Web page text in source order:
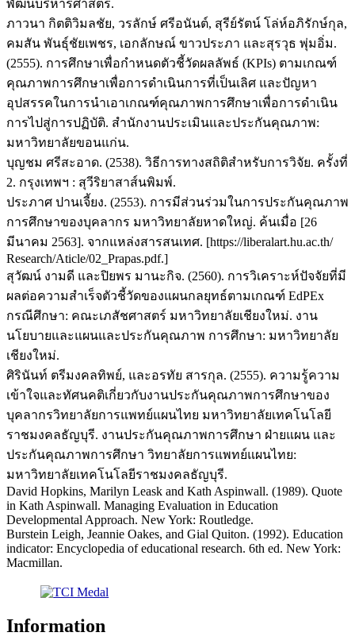
พัฒนบริหารศาสตร์.
ภาวนา กิตติวิมลชัย, วรลักษ์ ศรีอนันต์, สุรีย์รัตน์ โล่ห์อภิรักษ์กุล,
คมสัน พันธุ์ชัยเพชร, เอกลักษณ์ ขาวประภา และสุรวุธ พุ่มอิ่ม.
(2555). การศึกษาเพื่อกำหนดตัวชี้วัดผลลัพธ์ (KPIs) ตามเกณฑ์
คุณภาพการศึกษาเพื่อการดำเนินการที่เป็นเลิศ และปัญหา
อุปสรรคในการนำเอาเกณฑ์คุณภาพการศึกษาเพื่อการดำเนิน
การไปสู่การปฏิบัติ. สำนักงานประเมินและประกันคุณภาพ:
มหาวิทยาลัยขอนแก่น.
บุญชม ศรีสะอาด. (2538). วิธีการทางสถิติสำหรับการวิจัย. ครั้งที่
2. กรุงเทพฯ : สุวีริยาสาส์นพิมพ์.
ประภาศ ปานเจี้ยง. (2553). การมีส่วนร่วมในการประกันคุณภาพ
การศึกษาของบุคลากร มหาวิทยาลัยหาดใหญ่. ค้นเมื่อ [26
มีนาคม 2563]. จากแหล่งสารสนเทศ. [https://liberalart.hu.ac.th/
Research/Aticle/02_Prapas.pdf.]
สุวัฒน์ งามดี และปิยพร มานะกิจ. (2560). การวิเคราะห์ปัจจัยที่มี
ผลต่อความสำเร็จตัวชี้วัดของแผนกลยุทธ์ตามเกณฑ์ EdPEx
กรณีศึกษา: คณะเภสัชศาสตร์ มหาวิทยาลัยเชียงใหม่. งาน
นโยบายและแผนและประกันคุณภาพ การศึกษา: มหาวิทยาลัย
เชียงใหม่.
ศิรินันท์ ตรีมงคลทิพย์, และอรทัย สารกุล. (2555). ความรู้ความ
เข้าใจและทัศนคติเกี่ยวกับงานประกันคุณภาพการศึกษาของ
บุคลากรวิทยาลัยการแพทย์แผนไทย มหาวิทยาลัยเทคโนโลยี
ราชมงคลธัญบุรี. งานประกันคุณภาพการศึกษา ฝ่ายแผน และ
ประกันคุณภาพการศึกษา วิทยาลัยการแพทย์แผนไทย:
มหาวิทยาลัยเทคโนโลยีราชมงคลธัญบุรี.
David Hopkins, Marilyn Leask and Kath Aspinwall. (1989). Quote
in Kath Aspinwall. Managing Evaluation in Education
Developmental Approach. New York: Routledge.
Burstein Leigh, Jeannie Oakes, and Gial Quiton. (1992). Education
indicator: Encyclopedia of educational research. 6th ed. New York:
Macmillan.
Information